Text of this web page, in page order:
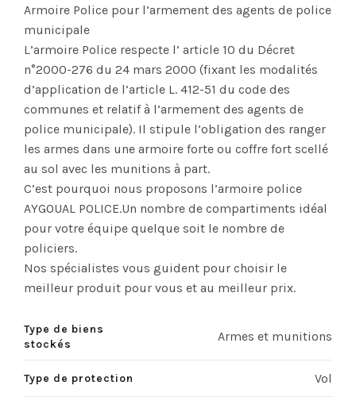
Armoire Police pour l’armement des agents de police
municipale
L’armoire Police respecte l’ article 10 du Décret
n°2000-276 du 24 mars 2000 (fixant les modalités
d’application de l’article L. 412-51 du code des
communes et relatif à l’armement des agents de
police municipale). Il stipule l’obligation des ranger
les armes dans une armoire forte ou coffre fort scellé
au sol avec les munitions à part.
C’est pourquoi nous proposons l’armoire police
AYGOUAL POLICE.Un nombre de compartiments idéal
pour votre équipe quelque soit le nombre de
policiers.
Nos spécialistes vous guident pour choisir le
meilleur produit pour vous et au meilleur prix.
Type de biens
stockés
Armes et munitions
Type de protection Vol